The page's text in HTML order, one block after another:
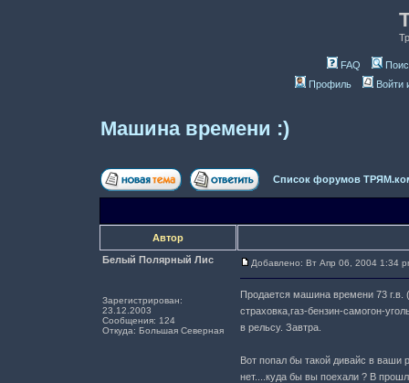
FAQ
Профиль
Войти
Машина времени :)
Список форумов
Автор
Белый Полярный Лис
Зарегистрирован:
23.12.2003
Сообщения: 124
Откуда: Большая Северная
Добавлено: Вт Апр 06, 2004 1:34
Продается машина времени 73
страховка,газ-бензин-самогон-
в рельсу. Завтра.
Вот попал бы такой дивайс в ваши
нет....куда бы вы поехали ? В